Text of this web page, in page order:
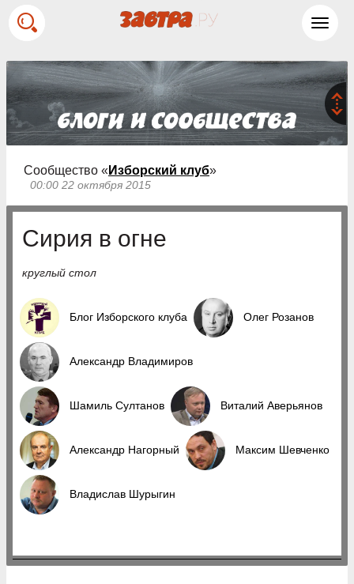
Сообщество « Изборский клуб»
00:00 22 октября 2015
Сирия в огне
круглый стол
Блог Изборского клуба Олег Розанов
Александр Владимиров
Шамиль Султанов Виталий Аверьянов
Александр Нагорный Максим Шевченко
Владислав Шурыгин